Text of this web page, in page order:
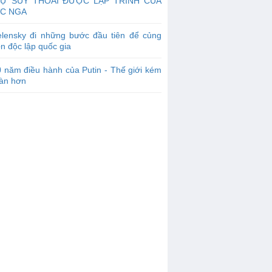
NGA
đi những bước đầu tiên để củng
độc lập quốc gia
năm điều hành của Putin - Thế giới kém
hơn